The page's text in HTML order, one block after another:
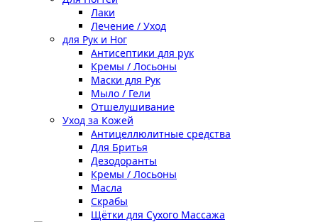
Лаки
Лечение / Уход
для Рук и Ног
Антисептики для рук
Кремы / Лосьоны
Маски для Рук
Мыло / Гели
Отшелушивание
Уход за Кожей
Антицеллюлитные средства
Для Бритья
Дезодоранты
Кремы / Лосьоны
Масла
Скрабы
Щётки для Сухого Массажа